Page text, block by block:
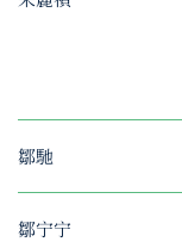
鄒馳
鄒宁宁